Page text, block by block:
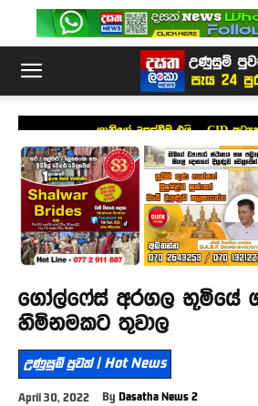
ශානිගේ උසස්වීම එයි – CID
ගෝල්ෆේස් අරගල භූමියේ
හිමිනමකට තුවාල
උණුසුම් පුවත් | Hot News
April 30, 2022 By Dasatha News 2